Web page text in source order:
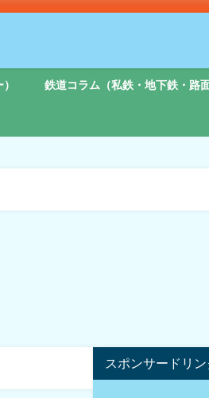
鉄道コラム（私鉄・地下鉄・路
スポンサードリン